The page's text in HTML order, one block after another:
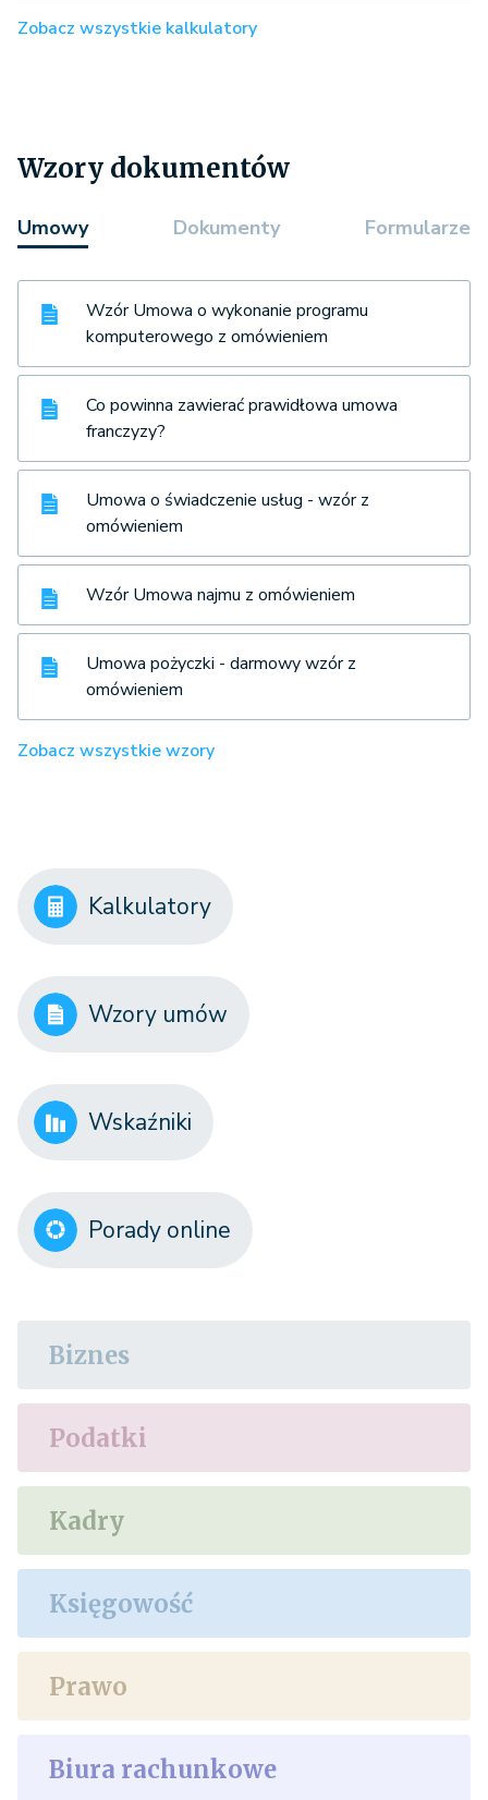
Zobacz wszystkie kalkulatory
Wzory dokumentów
Umowy Dokumenty Formularze
Wzór Umowa o wykonanie programu
komputerowego z omówieniem
Co powinna zawierać prawidłowa umowa
franczyzy?
Umowa o świadczenie usług - wzór z
omówieniem
Wzór Umowa najmu z omówieniem
Umowa pożyczki - darmowy wzór z
omówieniem
Zobacz wszystkie wzory
Kalkulatory
Wzory umów
Wskaźniki
Porady online
Biznes
Podatki
Kadry
Księgowość
Prawo
Biura rachunkowe